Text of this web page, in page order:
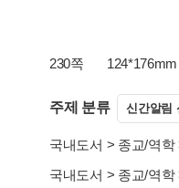
230쪽
주제 분류 신간알림
국내도서 > 종교/역학
국내도서 > 종교/역학